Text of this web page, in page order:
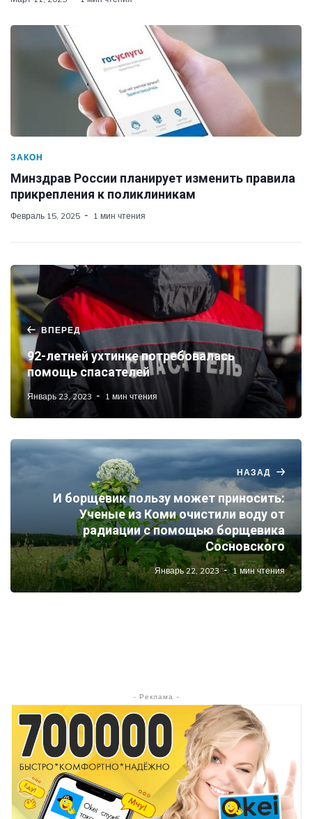
ЗАКОН
Минздрав России планирует изменить правила
прикрепления к поликлиникам
Февраль 15, 2025 1 мин чтения
ВПЕРЕД
92-летней ухтинке потребовалась
помощь спасателей
Январь 23, 2023 1 мин чтения
НАЗАД
И борщевик пользу может приносить:
Ученые из Коми очистили воду от
радиации с помощью борщевика
Сосновского
Январь 22, 2023 1 мин чтения
- Реклама -